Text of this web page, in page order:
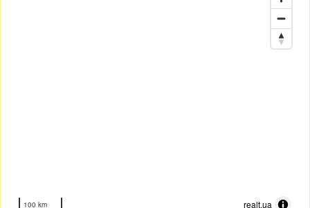
100 km realt.ua